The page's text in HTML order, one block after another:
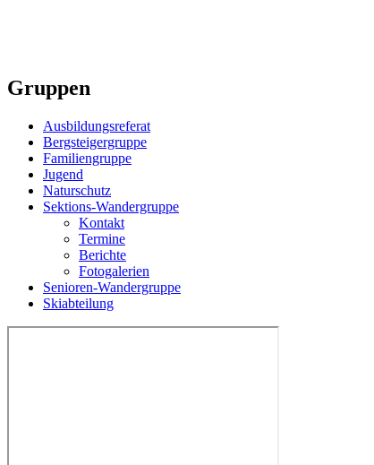
Gruppen
Ausbildungsreferat
Bergsteigergruppe
Familiengruppe
Jugend
Naturschutz
Sektions-Wandergruppe
Kontakt
Termine
Berichte
Fotogalerien
Senioren-Wandergruppe
Skiabteilung